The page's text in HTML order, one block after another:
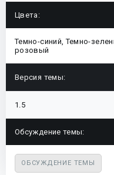
Цвета:
Темно-синий, Темно-
розовый
Версия темы:
1.5
Обсуждение темы:
ОБСУЖДЕНИЕ ТЕМЫ